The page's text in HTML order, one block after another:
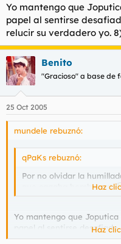
Yo mantengo que
papel al sentirse
relucir su verdadero yo.
Benito
"Gracioso" a base de
25 Oct 2005
mundele rebuznó:
qPaKs rebuznó:
Por no olvidar la
que cagaba bombones)
Haz
Yo mantengo que
papel al sentirse
su verdadero yo. 8)
Haz